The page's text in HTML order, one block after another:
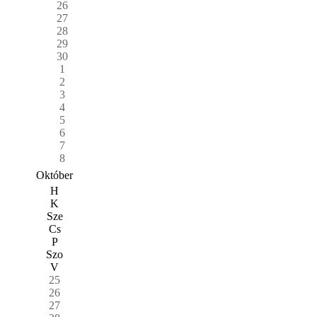
26
27
28
29
30
1
2
3
4
5
6
7
8
Október
H
K
Sze
Cs
P
Szo
V
25
26
27